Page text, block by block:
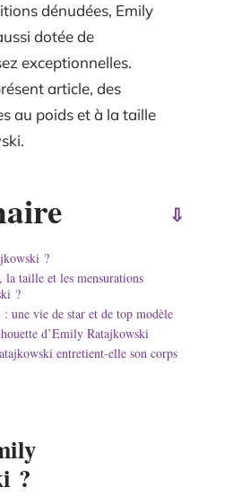
dénudées, Emily
dotée de
exceptionnelles.
article, des
au poids et à la taille
?
la taille et les mensurations
?
une vie de star et de top modèle
d’Emily Ratajkowski
entretient-elle son corps
?